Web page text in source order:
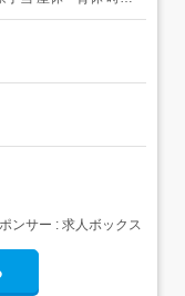
ンサー : 求人ボックス